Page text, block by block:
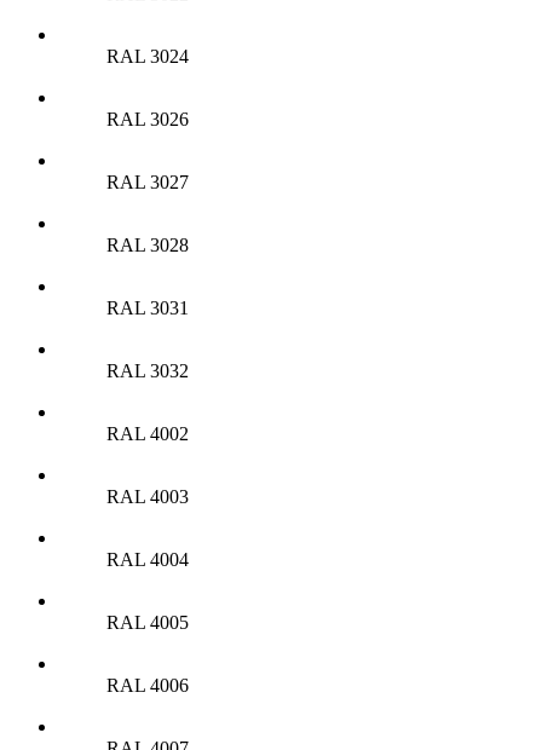
RAL 3024
RAL 3026
RAL 3027
RAL 3028
RAL 3031
RAL 3032
RAL 4002
RAL 4003
RAL 4004
RAL 4005
RAL 4006